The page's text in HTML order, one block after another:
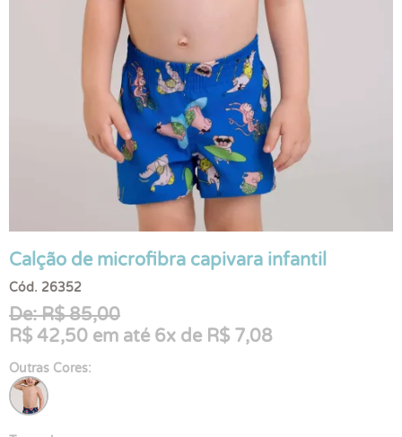
Calção de microfibra capivara infantil
Cód. 26352
De: R$ 85,00
R$ 42,50 em até 6x de R$ 7,08
Outras Cores: